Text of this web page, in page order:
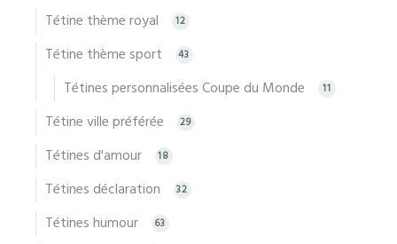
Tétine thème royal 12
Tétine thème sport 43
Tétines personnalisées Coupe du Monde 11
Tétine ville préférée 29
Tétines d'amour 18
Tétines déclaration 32
Tétines humour 63